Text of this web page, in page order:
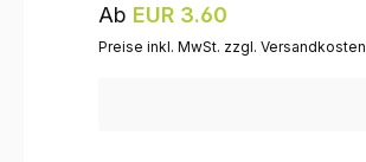
Regulärer Preis:
Ab EUR 3.60
Preise inkl. MwSt. zzgl. Versandkosten